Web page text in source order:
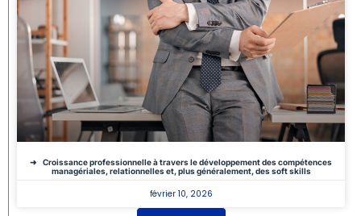
Croissance professionnelle à travers le développement des compétences
managériales, relationnelles et, plus généralement, des soft skills
février 10, 2026